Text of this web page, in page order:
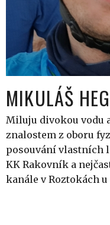
MIKULÁŠ
Miluju divokou vodu
znalostem z oboru
posouvání vlastních
KK Rakovník a
kanále v Roztokách